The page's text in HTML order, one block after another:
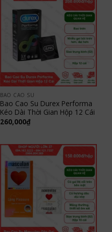
BAO CAO SU
Bao Cao Su Durex Performa
Kéo Dài Thời Gian Hộp 12 Cái
260,000₫